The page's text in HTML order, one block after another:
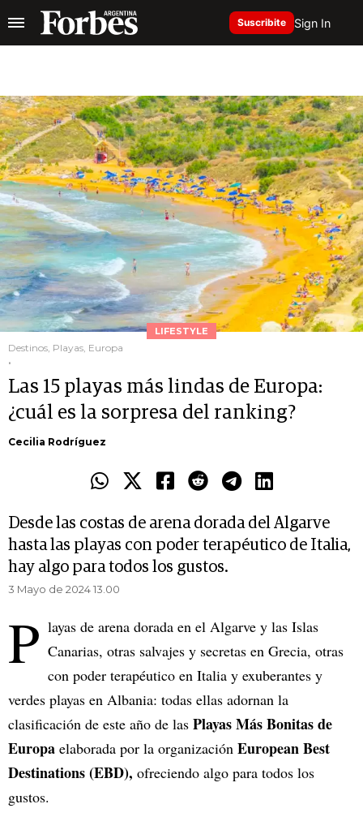
Suscribite Sign In
LIFESTYLE
Destinos, Playas, Europa
.
Las 15 playas más lindas de Europa:
¿cuál es la sorpresa del ranking?
Cecilia Rodríguez
Desde las costas de arena dorada del Algarve
hasta las playas con poder terapéutico de Italia,
hay algo para todos los gustos.
3 Mayo de 2024 13.00
P layas de arena dorada en el Algarve y las Islas
Canarias, otras salvajes y secretas en Grecia, otras
con poder terapéutico en Italia y exuberantes y
verdes playas en Albania: todas ellas adornan la
clasificación de este año de las Playas Más Bonitas de
Europa elaborada por la organización European Best
Destinations (EBD), ofreciendo algo para todos los
gustos.